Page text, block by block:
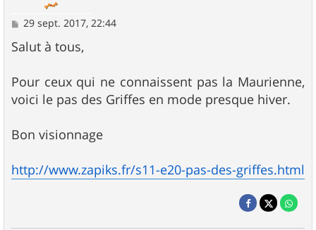
M
s
s
g
e
29 sept. 2017, 22:44
Salut à tous,
Pour ceux qui ne connaissent pas la Maurienne,
voici le pas des Griffes en mode presque hiver.
Bon visionnage
http://www.zapiks.fr/s11-e20-pas-des-griffes.html